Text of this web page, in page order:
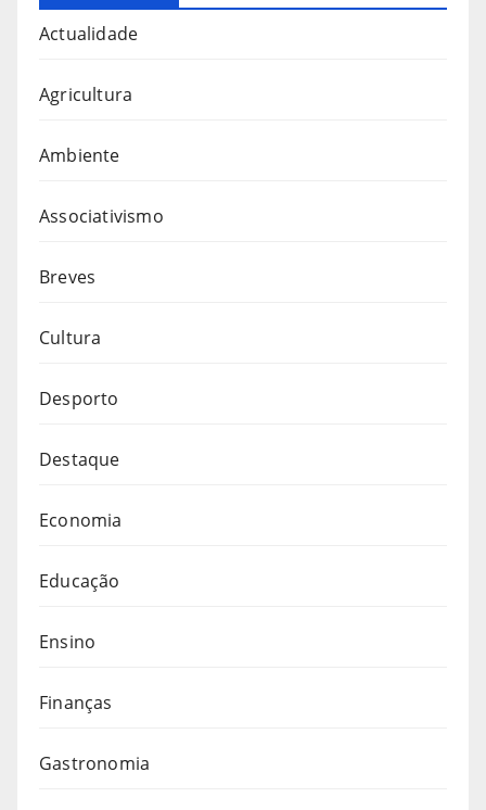
Actualidade
Agricultura
Ambiente
Associativismo
Breves
Cultura
Desporto
Destaque
Economia
Educação
Ensino
Finanças
Gastronomia